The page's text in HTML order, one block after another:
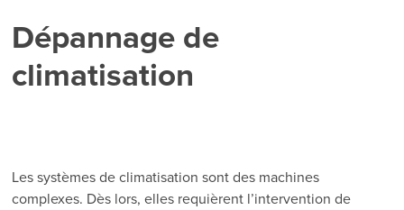
Dépannage de
climatisation
Les systèmes de climatisation sont des machines
complexes. Dès lors, elles requièrent l’intervention de